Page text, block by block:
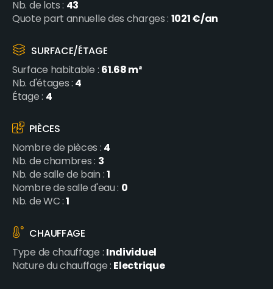
Nb. de lots : 43
Quote part annuelle des charges :1021 €/an
SURFACE/ÉTAGE
Surface habitable :61.68 m²
Nb. d'étages :4
Étage : 4
PIÈCES
Nombre de pièces :4
Nb. de chambres : 3
Nb. de salle de bain :1
Nombre de salle d'eau : 0
Nb. de WC :1
CHAUFFAGE
Type de chauffage :Individuel
Nature du chauffage :Electrique